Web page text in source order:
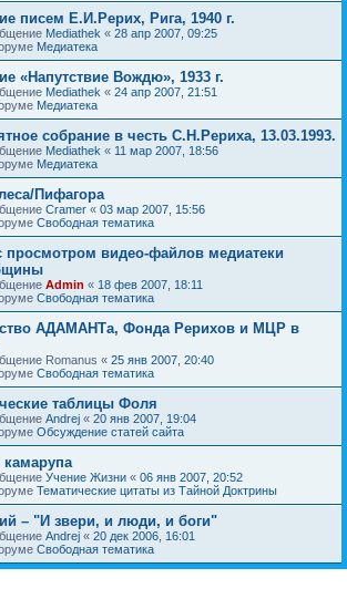
писем Е.И.Рерих, Рига, 1940 г.
Mediathek « 28 апр 2007, 09:25
Медиатека
«Напутствие Вождю», 1933 г.
Mediathek « 24 апр 2007, 21:51
Медиатека
собрание в честь С.Н.Рериха, 13.03.1993.
Mediathek « 11 мар 2007, 18:56
Медиатека
Пифагора
Cramer « 03 мар 2007, 15:56
Свободная тематика
видео-файлов медиатеки
Admin « 18 фев 2007, 18:11
Свободная тематика
АДАМАНТа, Фонда Рерихов и МЦР в
Romanus « 25 янв 2007, 20:40
Свободная тематика
таблицы Фоля
Andrej « 20 янв 2007, 19:04
Обсуждение статей сайта
Учение Жизни « 06 янв 2007, 20:52
Тематические цитаты из Тайной Доктрины
– "И звери, и люди, и боги"
Andrej « 20 дек 2006, 16:01
Свободная тематика